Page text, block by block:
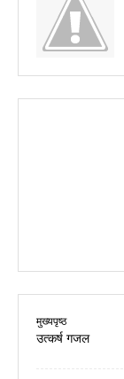
मुख्यपृष्ठ
उत्कर्ष गजल